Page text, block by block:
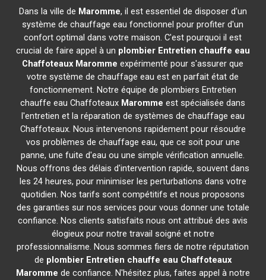
Dans la ville de Maromme, il est essentiel de disposer d'un
système de chauffage eau fonctionnel pour profiter d'un
confort optimal dans votre maison. C'est pourquoi il est
crucial de faire appel à un plombier Entretien chauffe eau
Chaffoteaux Maromme expérimenté pour s'assurer que
votre système de chauffage eau est en parfait état de
fonctionnement. Notre équipe de plombiers Entretien
chauffe eau Chaffoteaux Maromme est spécialisée dans
l'entretien et la réparation de systèmes de chauffage eau
Chaffoteaux. Nous intervenons rapidement pour résoudre
vos problèmes de chauffage eau, que ce soit pour une
panne, une fuite d'eau ou une simple vérification annuelle.
Nous offrons des délais d'intervention rapide, souvent dans
les 24 heures, pour minimiser les perturbations dans votre
quotidien. Nos tarifs sont compétitifs et nous proposons
des garanties sur nos services pour vous donner une totale
confiance. Nos clients satisfaits nous ont attribué des avis
élogieux pour notre travail soigné et notre
professionnalisme. Nous sommes fiers de notre réputation
de plombier Entretien chauffe eau Chaffoteaux
Maromme de confiance. N'hésitez plus, faites appel à notre